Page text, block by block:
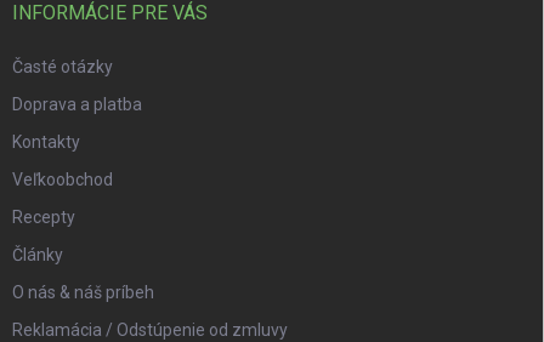
INFORMÁCIE PRE VÁS
Časté otázky
Doprava a platba
Kontakty
Veľkoobchod
Recepty
Články
O nás & náš príbeh
Reklamácia / Odstúpenie od zmluvy